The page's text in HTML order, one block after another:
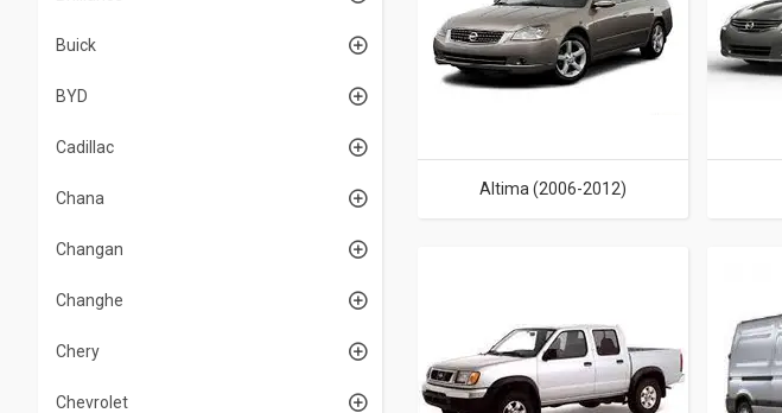
Altima (2006-2012)
Buick
BYD
Cadillac
Chana
Changan
Changhe
Chery
Chevrolet